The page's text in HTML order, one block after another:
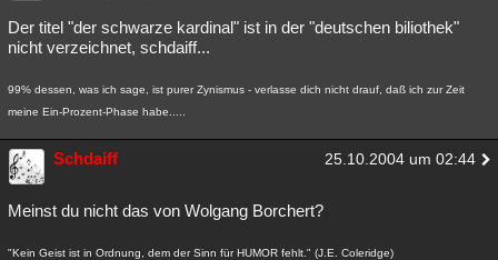
Der titel "der schwarze kardinal" ist in der "deutschen biliothek"
nicht verzeichnet, schdaiff...
99% dessen, was ich sage, ist purer Zynismus - verlasse dich nicht drauf, daß ich zur Zeit
meine Ein-Prozent-Phase habe.....
Schdaiff 25.10.2004 um 02:44
Meinst du nicht das von Wolgang Borchert?
"Kein Geist ist in Ordnung, dem der Sinn für HUMOR fehlt." (J.E. Coleridge)